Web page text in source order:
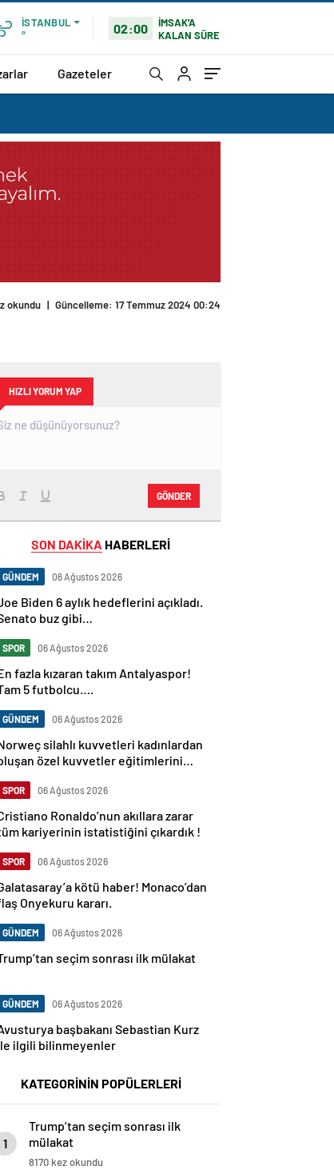
İSTANBUL
°
02:00
İMSAK'A
KALAN SÜRE
Gazeteler
HIZLI YORUM YAP
GÖNDER
SON DAKİKA HABERLERİ
GÜNDEM 06 Ağustos 2026
Biden 6 aylık hedeflerini açıkladı.
buz gibi…
SPOR 06 Ağustos 2026
fazla kızaran takım Antalyaspor!
5 futbolcu….
GÜNDEM 06 Ağustos 2026
silahlı kuvvetleri kadınlardan
özel kuvvetler eğitimlerini
SPOR 06 Ağustos 2026
Ronaldo’nun akıllara zarar
kariyerinin istatistiğini çıkardık !
SPOR 06 Ağustos 2026
kötü haber! Monaco’dan
Onyekuru kararı.
GÜNDEM 06 Ağustos 2026
seçim sonrası ilk mülakat
GÜNDEM 06 Ağustos 2026
başbakanı Sebastian Kurz
ilgili bilinmeyenler
KATEGORİNİN POPÜLERLERİ
1
Trump’tan seçim sonrası ilk
mülakat
8170 kez okundu